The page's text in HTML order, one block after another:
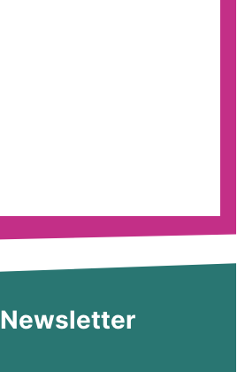
Newsletter